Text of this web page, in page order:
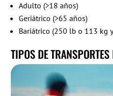
Adulto (>18 años)
Geriátrico (>65 años)
Bariátrico (250 lb o 113 kg
TIPOS DE